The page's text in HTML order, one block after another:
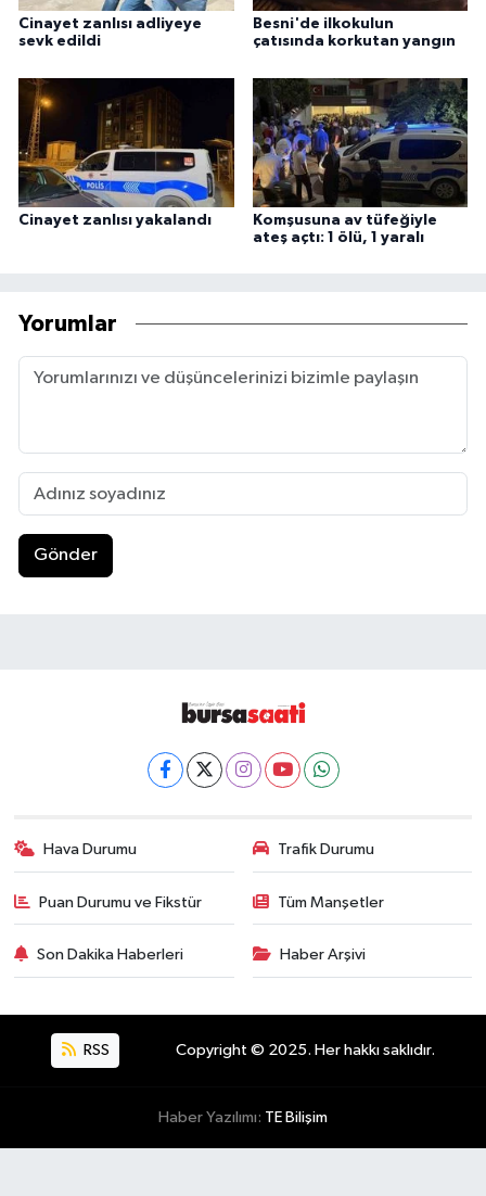
Cinayet zanlısı adliyeye
sevk edildi
Besni'de ilkokulun
çatısında korkutan yangın
Cinayet zanlısı yakalandı
Komşusuna av tüfeğiyle
ateş açtı: 1 ölü, 1 yaralı
Yorumlar
Gönder
Hava Durumu Trafik Durumu
Puan Durumu ve Fikstür Tüm Manşetler
Son Dakika Haberleri Haber Arşivi
RSS Copyright © 2025. Her hakkı saklıdır.
Haber Yazılımı: TE Bilişim